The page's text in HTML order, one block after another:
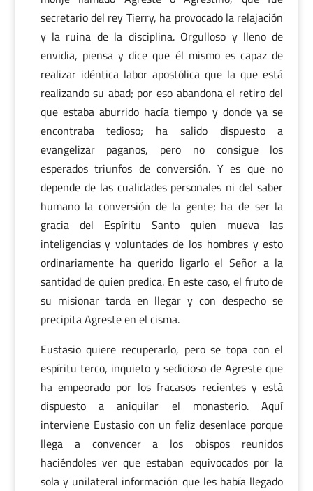
secretario del rey Tierry, ha provocado la relajación
y la ruina de la disciplina. Orgulloso y lleno de
envidia, piensa y dice que él mismo es capaz de
realizar idéntica labor apostólica que la que está
realizando su abad; por eso abandona el retiro del
que estaba aburrido hacía tiempo y donde ya se
encontraba tedioso; ha salido dispuesto a
evangelizar paganos, pero no consigue los
esperados triunfos de conversión. Y es que no
depende de las cualidades personales ni del saber
humano la conversión de la gente; ha de ser la
gracia del Espíritu Santo quien mueva las
inteligencias y voluntades de los hombres y esto
ordinariamente ha querido ligarlo el Señor a la
santidad de quien predica. En este caso, el fruto de
su misionar tarda en llegar y con despecho se
precipita Agreste en el cisma.
Eustasio quiere recuperarlo, pero se topa con el
espíritu terco, inquieto y sedicioso de Agreste que
ha empeorado por los fracasos recientes y está
dispuesto a aniquilar el monasterio. Aquí
interviene Eustasio con un feliz desenlace porque
llega a convencer a los obispos reunidos
haciéndoles ver que estaban equivocados por la
sola y unilateral información que les había llegado